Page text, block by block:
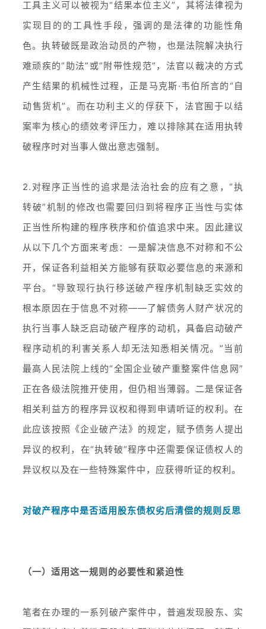
工具主义可以被视为“结果本位主义”，其将法律视为
实现目的的工具性手段，强调的是法律的功能性角
色。执转破既是政治动员的产物，也是法院解决执行
难顽疾的“助法”或“附带性规范”，法官以裁决的方式
产生结果的机械性过程，正是马克斯·韦伯所言的“自
动售货机”。而在功利主义的俘获下，法官囿于以结
案率为核心的绩效考评压力，难以排除其在适用执转
破程序时对当事人做出意志强制。
2.对程序正当性的追求是法治社会的应有之意，“执
转破”机制的修改也需要回归到将程序正当性与实体
正当性所构建的程序秩序和价值追求中来。因此建议
从以下几个方面来考虑：一是解决信息不对称和不公
开，保证各利益相关方能够有获取必要信息的来源和
平台。“导致现行执行移送破产程序机制缺乏实效的
根本原因在于信息不对称——了解债务人财产状况的
执行当事人缺乏启动破产程序的动机，具备启动破产
程序动机的利害关系人却无法知悉相关情况。”当前
最高人民法院上线的“全国企业破产重整案件信息网”
正在各级法院推开使用，但仍相当薄弱。二是保证各
相关利益方的程序异议权和得到申请听证的权利。在
此应该按照《企业破产法》的规定，赋予债务人提出
异议的权利，在“执转破”程序中还需要保证债权人的
异议权以及在一些特殊案件中，应获得听证的权利。
对破产程序中是否适用股东债权劣后清偿的规则反思
（一）适用这一规则的必要性和紧迫性
笔者在办理的一系列破产案件中，普遍发现股东、实